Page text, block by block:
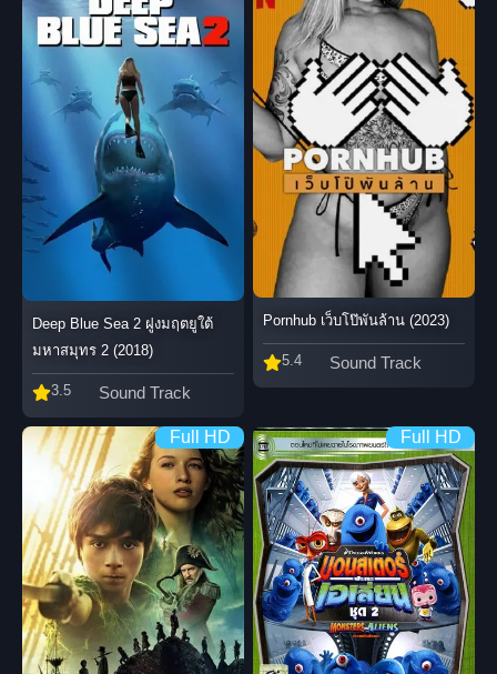
Deep Blue Sea 2 ฝูงมฤตยูใต้
มหาสมุทร 2 (2018)
3.5 Sound Track
Pornhub เว็บโป๊พันล้าน (2023)
5.4 Sound Track
Full HD Full HD